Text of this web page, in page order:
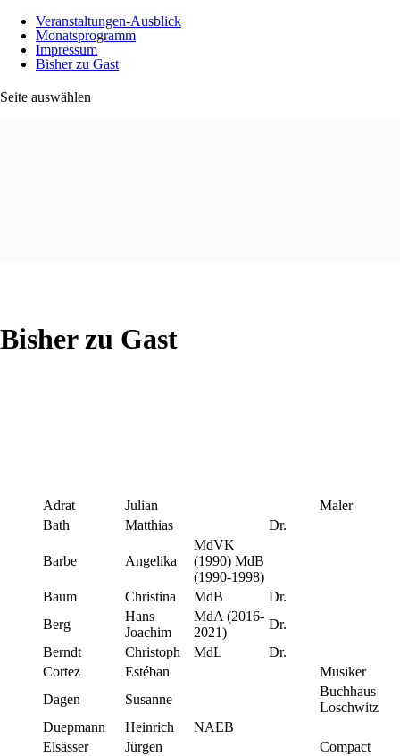
Veranstaltungen-Ausblick
Monatsprogramm
Impressum
Bisher zu Gast
Seite auswählen
Bisher zu Gast
Adrat Julian
Maler
Bath
Matthias Dr.
Barbe Angelika
MdVK
(1990) MdB
(1990-1998)
Baum
Christina MdB
Dr.
Berg
Hans
Joachim
MdA (2016-
2021)
Dr.
Berndt
Christoph MdL
Dr.
Cortez
Estéban
Musiker
Dagen
Susanne
Buchhaus
Loschwitz
Duepmann
Heinrich
NAEB
Elsässer
Jürgen
Compact